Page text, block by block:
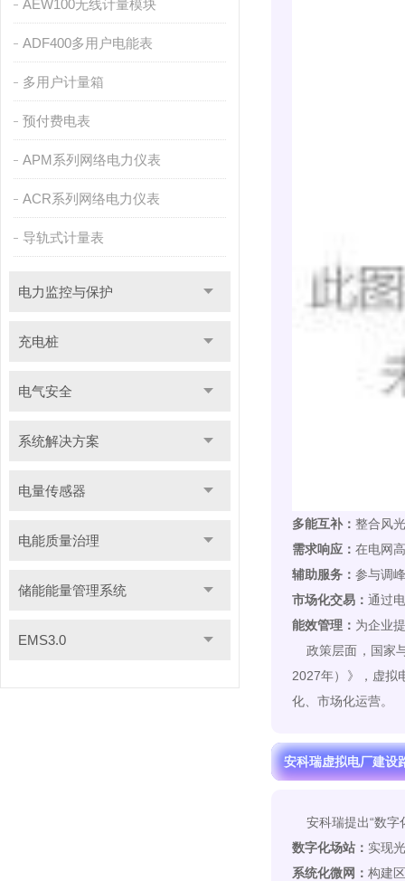
AEW100无线计量模块
ADF400多用户电能表
多用户计量箱
预付费电表
APM系列网络电力仪表
ACR系列网络电力仪表
导轨式计量表
电力监控与保护
充电桩
电气安全
系统解决方案
电量传感器
电能质量治理
储能能量管理系统
EMS3.0
多能互补： 整合风
需求响应： 在电网
辅助服务： 参与调
市场化交易： 通过
能效管理： 为企业
政策层面，国家
2027年）》，虚拟
化、市场化运营。
安科瑞虚拟电厂建设
安科瑞提出“数
数字化场站： 实现
系统化微网： 构建